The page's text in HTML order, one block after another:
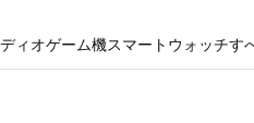
ィオゲーム機スマートウォッチす